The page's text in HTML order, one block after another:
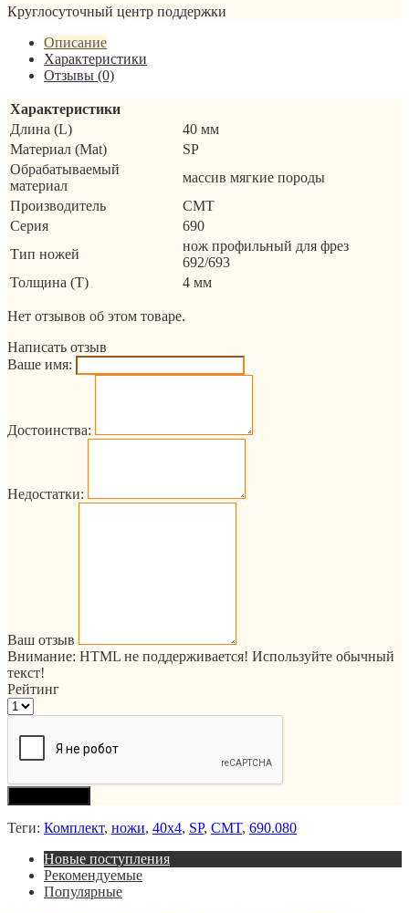
Круглосуточный центр поддержки
Описание
Характеристики
Отзывы (0)
Характеристики
Длина (L)
40 мм
Материал (Mat)
SP
Обрабатываемый
материал
массив мягкие породы
Производитель
CMT
Серия
690
Тип ножей
нож профильный для фрез
692/693
Толщина (T)
4 мм
Нет отзывов об этом товаре.
Написать отзыв
Ваше имя:
Достоинства:
Недостатки:
Ваш отзыв
Внимание: HTML не поддерживается! Используйте обычный
текст!
Рейтинг
Теги: Комплект, ножи, 40x4, SP, CMT, 690.080
Новые поступления
Рекомендуемые
Популярные